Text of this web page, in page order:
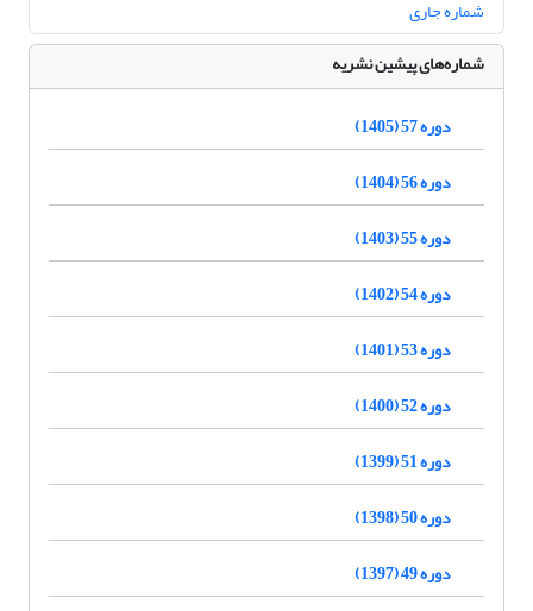
شماره جاری
شماره‌های پیشین نشریه
دوره 57 (1405)
دوره 56 (1404)
دوره 55 (1403)
دوره 54 (1402)
دوره 53 (1401)
دوره 52 (1400)
دوره 51 (1399)
دوره 50 (1398)
دوره 49 (1397)